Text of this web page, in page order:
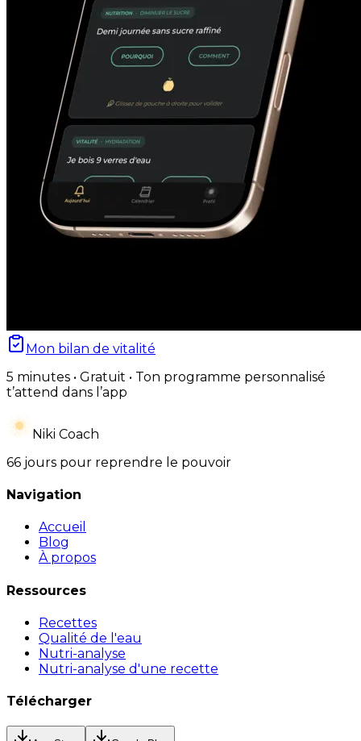
Mon bilan de vitalité
5 minutes • Gratuit • Ton programme personnalisé
t’attend dans l’app
Niki Coach
66 jours pour reprendre le pouvoir
Navigation
Accueil
Blog
À propos
Ressources
Recettes
Qualité de l'eau
Nutri-analyse
Nutri-analyse d'une recette
Télécharger